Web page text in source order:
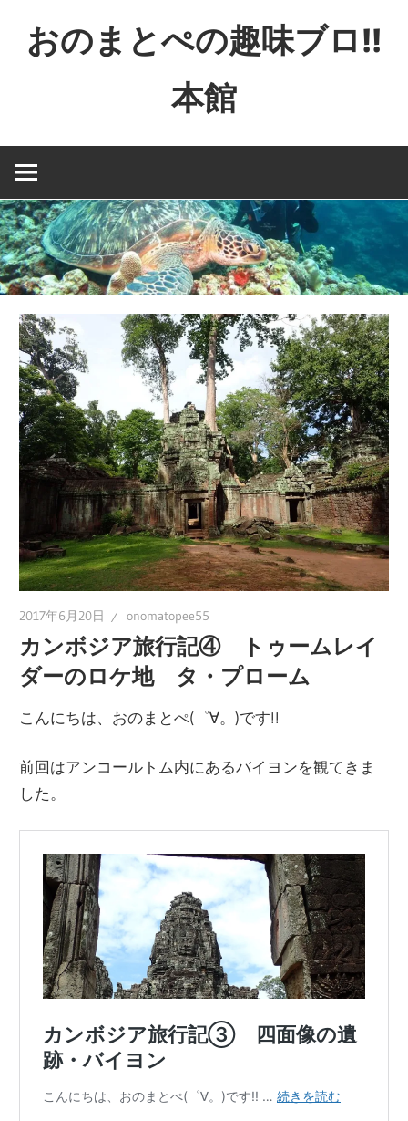
へ
キ
ッ
プ
おのまとぺの趣味ブロ!!
本館
撮
か
映
画
と
か
ゲ
ー
ム
の
ブ
ロ
2017年6月20日 onomatopee55
カンボジア旅行記④ トゥームレイ
ダーのロケ地 タ・プローム
こんにちは、おのまとぺ(゜∀。)です!!
前回はアンコールトム内にあるバイヨンを観てきま
した。